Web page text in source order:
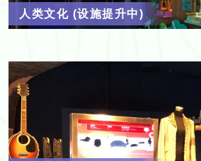
人类文化 (设施提升中)